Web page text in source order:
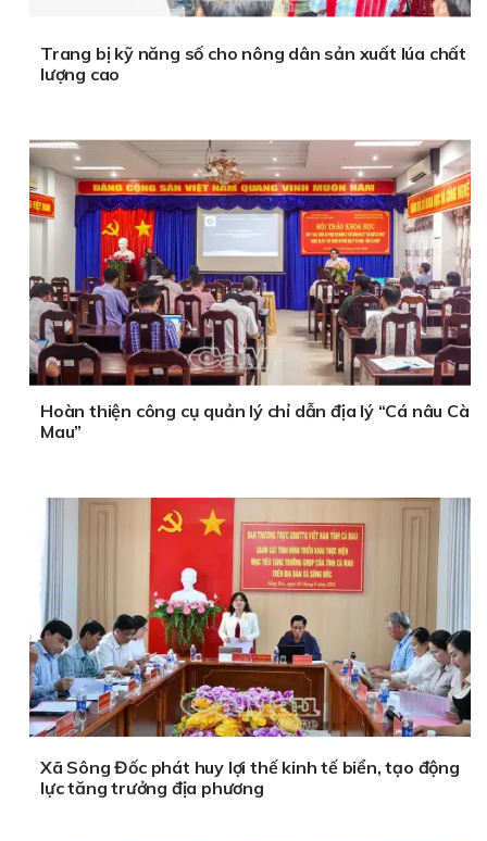
Trang bị kỹ năng số cho nông dân sản xuất lúa chất
lượng cao
Hoàn thiện công cụ quản lý chỉ dẫn địa lý “Cá nâu Cà
Mau”
Xã Sông Đốc phát huy lợi thế kinh tế biển, tạo động
lực tăng trưởng địa phương